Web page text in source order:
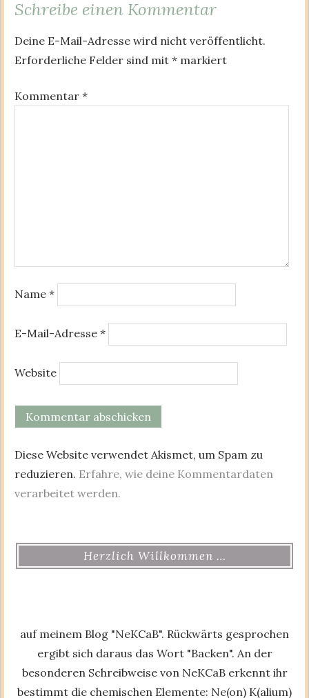
Schreibe einen Kommentar
Deine E-Mail-Adresse wird nicht veröffentlicht.
Erforderliche Felder sind mit * markiert
Kommentar *
Name *
E-Mail-Adresse *
Website
Diese Website verwendet Akismet, um Spam zu
reduzieren. Erfahre, wie deine Kommentardaten
verarbeitet werden.
Herzlich Willkommen …
auf meinem Blog "NeKCaB". Rückwärts gesprochen
ergibt sich daraus das Wort "Backen". An der
besonderen Schreibweise von NeKCaB erkennt ihr
bestimmt die chemischen Elemente: Ne(on) K(alium)